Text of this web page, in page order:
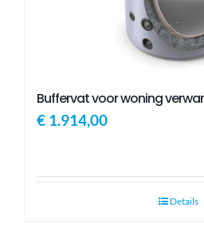
Buffervat voor woning
€ 1.914,00
Details